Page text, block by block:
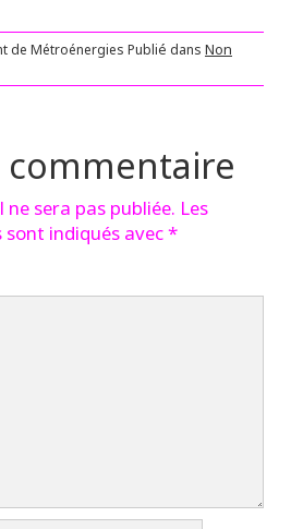
de Métroénergies Publié dans Non
commentaire
sera pas publiée. Les
indiqués avec*